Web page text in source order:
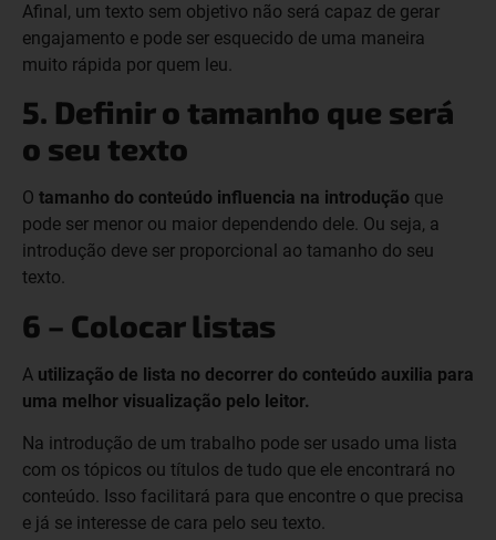
Afinal, um texto sem objetivo não será capaz de gerar
engajamento e pode ser esquecido de uma maneira
muito rápida por quem leu.
5. Definir o tamanho que será
o seu texto
O tamanho do conteúdo influencia na introdução que
pode ser menor ou maior dependendo dele. Ou seja, a
introdução deve ser proporcional ao tamanho do seu
texto.
6 – Colocar listas
A utilização de lista no decorrer do conteúdo auxilia para
uma melhor visualização pelo leitor.
Na introdução de um trabalho pode ser usado uma lista
com os tópicos ou títulos de tudo que ele encontrará no
conteúdo. Isso facilitará para que encontre o que precisa
e já se interesse de cara pelo seu texto.